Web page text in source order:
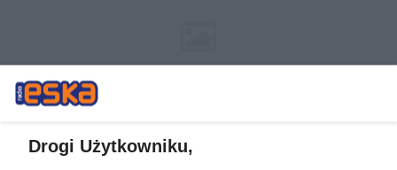
Drogi Użytkowniku,